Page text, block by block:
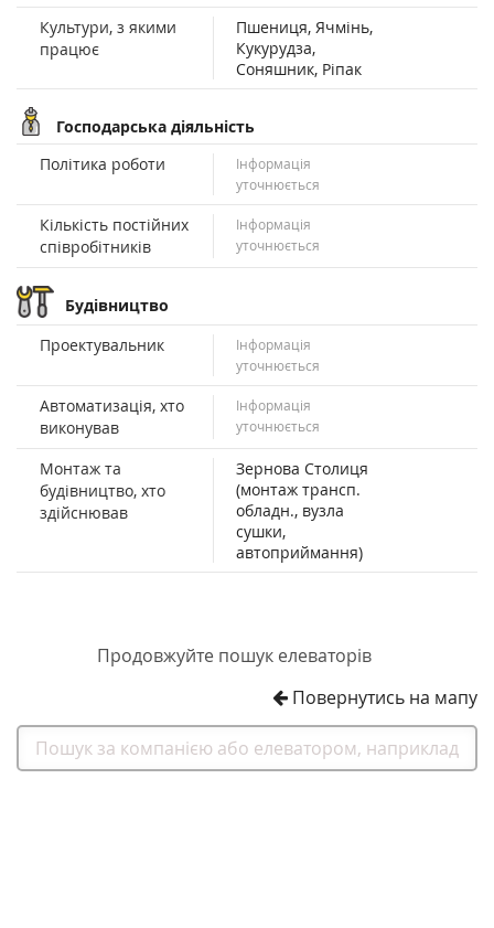
Культури, з якими
працює
Пшениця, Ячмінь,
Кукурудза,
Соняшник, Ріпак
Господарська діяльність
Політика роботи
Інформація
уточнюється
Кількість постійних
співробітників
Інформація
уточнюється
Будівництво
Проектувальник
Інформація
уточнюється
Автоматизація, хто
виконував
Інформація
уточнюється
Монтаж та
будівництво, хто
здійснював
Зернова Столиця
(монтаж трансп.
обладн., вузла
сушки,
автоприймання)
Продовжуйте пошук елеваторів
Повернутись на мапу